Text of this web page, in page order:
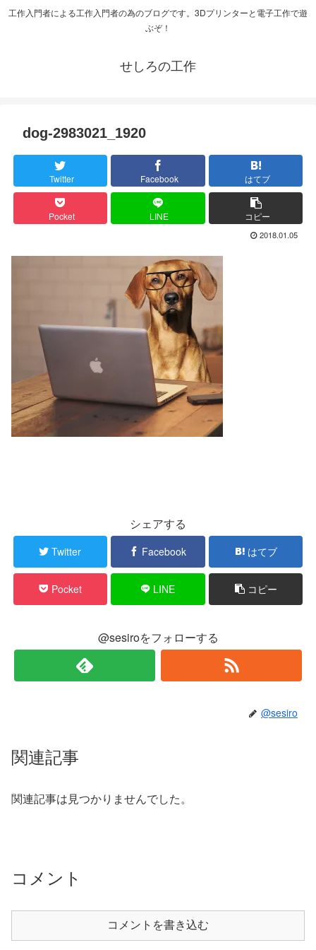
工作入門者による工作入門者の為のブログです。3Dプリンターと電子工作で遊
ぶぞ！
せしろの工作
dog-2983021_1920
Twitter Facebook はてブ
Pocket LINE コピー
2018.01.05
シェアする
Twitter Facebook はてブ
Pocket LINE コピー
@sesiroをフォローする
@sesiro
関連記事
関連記事は見つかりませんでした。
コメント
コメントを書き込む